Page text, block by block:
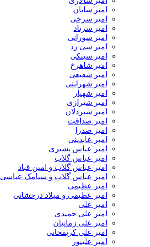
امیر سایان
امیر سرخی
امیر سرناد
امیر سورانی
امیر سی زد
امیر سینکی
امیر شاهرخ
امیر شفیعی
امیر شهراینی
امیر شهیار
امیر شیرازی
امیر شیردلان
امیر صداقت
امیر صدرا
امیر عابدینی
امیر عباس بشیری
امیر عباس گلاب
امیر عباس گلاب و امین قباد
امیر عباس گلاب و سیامک عباسی
امیر عظیمی
امیر عظیمی و میلاد درخشانی
امیر علی
امیر علی حمیدی
امیر علی زمانیان
امیر علی کریمخانی
امیر علیپور